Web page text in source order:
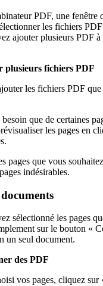
PDF, une fenêtre
les fichiers
ajouter plusieurs PDF
plusieurs fichiers PDF
les fichiers PDF que
que de certaines
les pages en
pages que vous
indésirables.
sélectionné les pages
sur le bouton «
un seul document.
des PDF
vos pages, cliquez sur